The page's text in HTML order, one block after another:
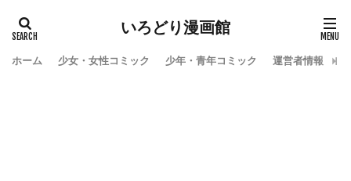
いろどり漫画館
ホーム 少女・女性コミック 少年・青年コミック 運営者情報